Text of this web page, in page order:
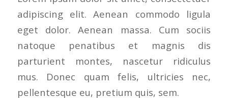
adipiscing elit. Aenean commodo ligula
eget dolor. Aenean massa. Cum sociis
natoque penatibus et magnis dis
parturient montes, nascetur ridiculus
mus. Donec quam felis, ultricies nec,
pellentesque eu, pretium quis, sem.